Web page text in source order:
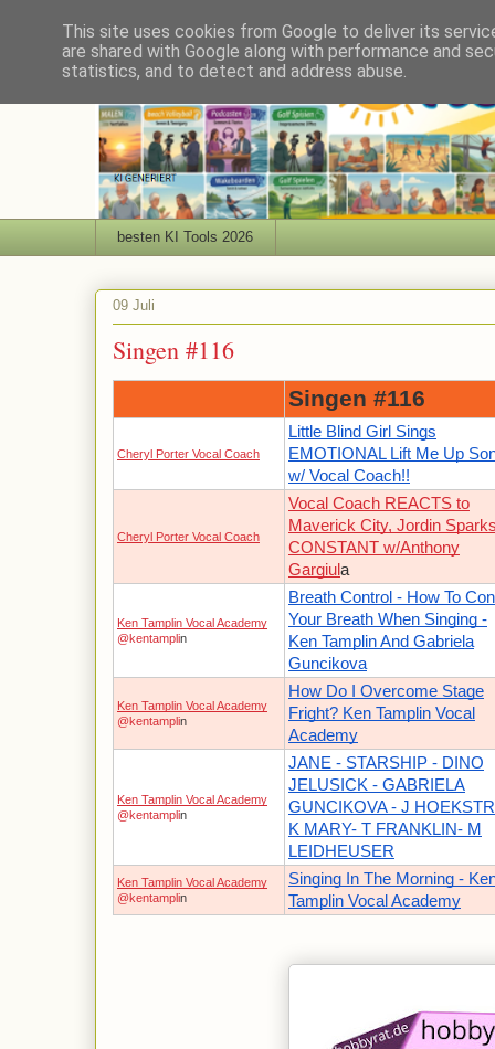
besten KI Tools 2026
09 Juli
Singen #116
Singen #116
Cheryl Porter Vocal Coach
Little Blind Girl Sings
EMOTIONAL Lift Me Up
w/ Vocal Coach!!
Cheryl Porter Vocal Coach
Vocal Coach REACTS to
Maverick City, Jordin
CONSTANT w/Anthony
Gargiula
Ken Tamplin Vocal Academy
@kentamplin
Breath Control - How To
Your Breath When Singing -
Ken Tamplin And Gabriela
Guncikova
Ken Tamplin Vocal Academy
@kentamplin
How Do I Overcome Stage
Fright? Ken Tamplin Vocal
Academy
Ken Tamplin Vocal Academy
@kentamplin
JANE - STARSHIP - DINO
JELUSICK - GABRIELA
GUNCIKOVA - J
K MARY- T FRANKLIN- M
LEIDHEUSER
Ken Tamplin Vocal Academy
@kentamplin
Singing In The Morning -
Tamplin Vocal Academy
This site uses cookies from Google to deliver its
are shared with Google along with performance and
statistics, and to detect and address abuse.